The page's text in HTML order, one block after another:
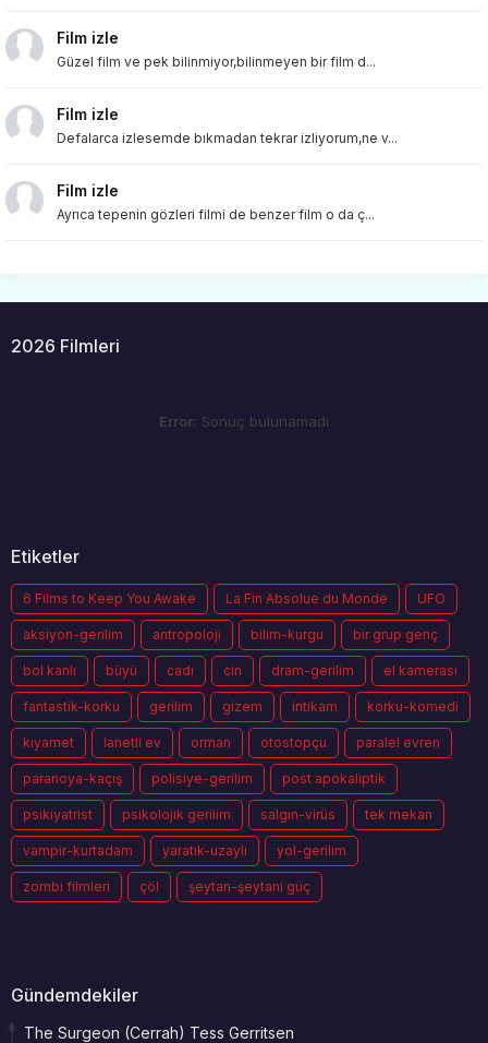
Film izle
Güzel film ve pek bilinmiyor,bilinmeyen bir film d...
Film izle
Defalarca izlesemde bıkmadan tekrar izliyorum,ne v...
Film izle
Ayrıca tepenin gözleri filmi de benzer film o da ç...
2026 Filmleri
Error: Sonuç bulunamadı
Etiketler
6 Films to Keep You Awake La Fin Absolue du Monde UFO
aksiyon-gerilim antropoloji bilim-kurgu bir grup genç
bol kanlı büyü cadı cin dram-gerilim el kamerası
fantastik-korku gerilim gizem intikam korku-komedi
kıyamet lanetli ev orman otostopçu paralel evren
paranoya-kaçış polisiye-gerilim post apokaliptik
psikiyatrist psikolojik gerilim salgın-virüs tek mekan
vampir-kurtadam yaratık-uzaylı yol-gerilim
zombi filmleri çöl şeytan-şeytani güç
Gündemdekiler
The Surgeon (Cerrah) Tess Gerritsen